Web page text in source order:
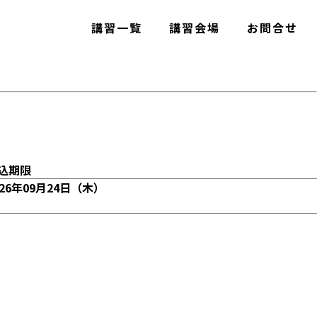
講習一覧 講習会場 お問合せ
期限
年09月24日（木）